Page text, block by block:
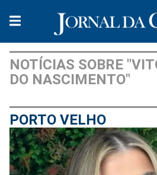
NOTÍCIAS SOBRE
DO NASCIMENTO"
PORTO VELHO